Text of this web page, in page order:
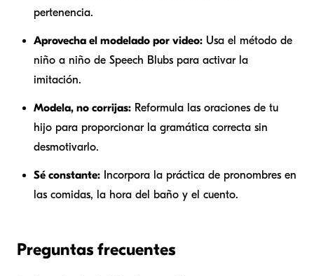
pertenencia.
Aprovecha el modelado por video: Usa el método de
niño a niño de Speech Blubs para activar la
imitación.
Modela, no corrijas: Reformula las oraciones de tu
hijo para proporcionar la gramática correcta sin
desmotivarlo.
Sé constante: Incorpora la práctica de pronombres en
las comidas, la hora del baño y el cuento.
Preguntas frecuentes